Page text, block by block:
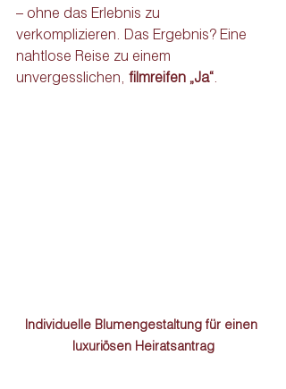
– ohne das Erlebnis zu
verkomplizieren. Das Ergebnis? Eine
nahtlose Reise zu einem
unvergesslichen, filmreifen „Ja“
Individuelle Blumengestaltung für einen
luxuriösen Heiratsantrag